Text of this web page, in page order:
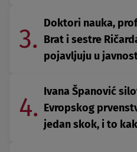
3.
Doktori nauka,
Brat i sestre
pojavljuju u
4.
Ivana Španović
Evropskog
jedan skok, i to